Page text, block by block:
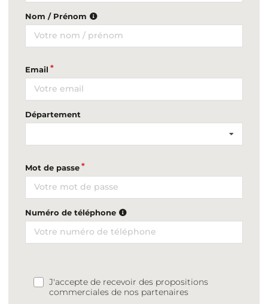
Nom / Prénom
Email
Département
Mot de passe
Numéro de téléphone
J'accepte de recevoir des propositions
commerciales de nos partenaires